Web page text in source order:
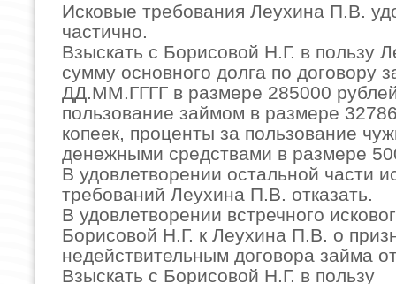
Исковые требования Леухина П.В.
частично.
Взыскать с Борисовой Н.Г. в пользу
сумму основного долга по договору
ДД.ММ.ГГГГ в размере 285000
пользование займом в размере
копеек, проценты за пользование
денежными средствами в размере
В удовлетворении остальной части
требований Леухина П.В. отказать.
В удовлетворении встречного
Борисовой Н.Г. к Леухина П.В. о
недействительным договора займа
Взыскать с Борисовой Н.Г. в пользу